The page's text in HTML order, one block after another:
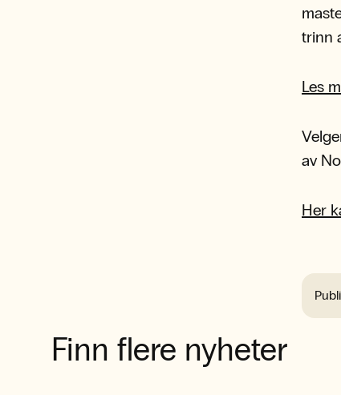
trinn
Les
av
Her
Finn flere nyheter